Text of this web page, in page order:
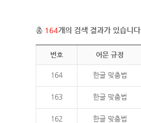
총 164개의 검색 결과가 있습니다.
번호 어문 규정
164 한글 맞춤법
163 한글 맞춤법
162 한글 맞춤법